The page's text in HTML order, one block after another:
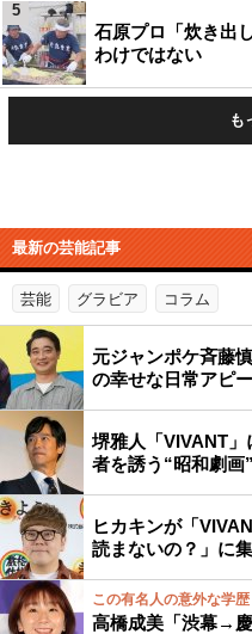
石原プロ「炊き出
わけではない
5
も
最新の芸能記事
芸能 グラビア コラム
元ジャンポケ斉藤
の幸せな日常アピ
堺雅人「VIVANT
者を誘う“昭和劇画
ヒカキンが「
読まないの？」に
この有名人の意外な学
高橋成美「渋幕→